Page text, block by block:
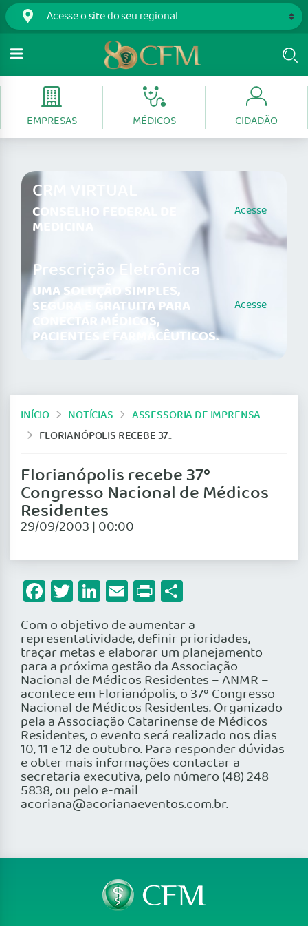
EMPRESAS MÉDICOS CIDADÃO
CRM VIRTUAL
CONSELHO FEDERAL DE
MEDICINA
Acesse
Prescrição Eletrônica
UMA SOLUÇÃO SIMPLES,
SEGURA E GRATUITA PARA
CONECTAR MÉDICOS,
PACIENTES E FARMACÊUTICOS.
Acesse
INÍCIO NOTÍCIAS
ASSESSORIA DE IMPRENSA
FLORIANÓPOLIS RECEBE 37º CONGRESSO NACIONAL DE MÉDICOS RESIDENTES
Florianópolis recebe 37º
Congresso Nacional de Médicos
Residentes
29/09/2003 | 00:00
Facebook
Twitter
LinkedIn
Email
Print
Com o objetivo de aumentar a
representatividade, definir prioridades,
traçar metas e elaborar um planejamento
para a próxima gestão da Associação
Nacional de Médicos Residentes – ANMR –
acontece em Florianópolis, o 37º Congresso
Nacional de Médicos Residentes. Organizado
pela a Associação Catarinense de Médicos
Residentes, o evento será realizado nos dias
10, 11 e 12 de outubro. Para responder dúvidas
e obter mais informações contactar a
secretaria executiva, pelo número (48) 248
5838, ou pelo e-mail
acoriana@acorianaeventos.com.br.